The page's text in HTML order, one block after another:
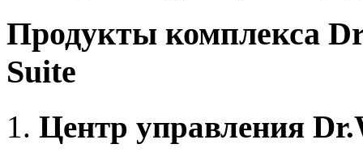
Продукты комплекса
Suite
Центр управления